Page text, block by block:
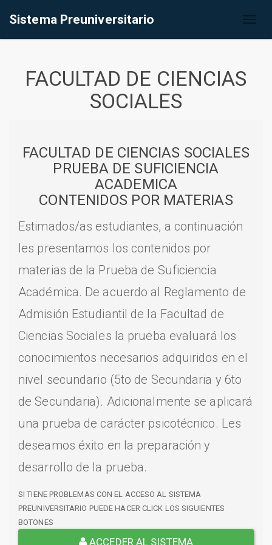
Sistema Preuniversitario
FACULTAD DE CIENCIAS
SOCIALES
FACULTAD DE CIENCIAS SOCIALES
PRUEBA DE SUFICIENCIA
ACADEMICA
CONTENIDOS POR MATERIAS
Estimados/as estudiantes, a continuación
les presentamos los contenidos por
materias de la Prueba de Suficiencia
Académica. De acuerdo al Reglamento de
Admisión Estudiantil de la Facultad de
Ciencias Sociales la prueba evaluará los
conocimientos necesarios adquiridos en el
nivel secundario (5to de Secundaria y 6to
de Secundaria). Adicionalmente se aplicará
una prueba de carácter psicotécnico. Les
deseamos éxito en la preparación y
desarrollo de la prueba.
SI TIENE PROBLEMAS CON EL ACCESO AL SISTEMA
PREUNIVERSITARIO PUEDE HACER CLICK LOS SIGUIENTES
BOTONES
ACCEDER AL SISTEMA